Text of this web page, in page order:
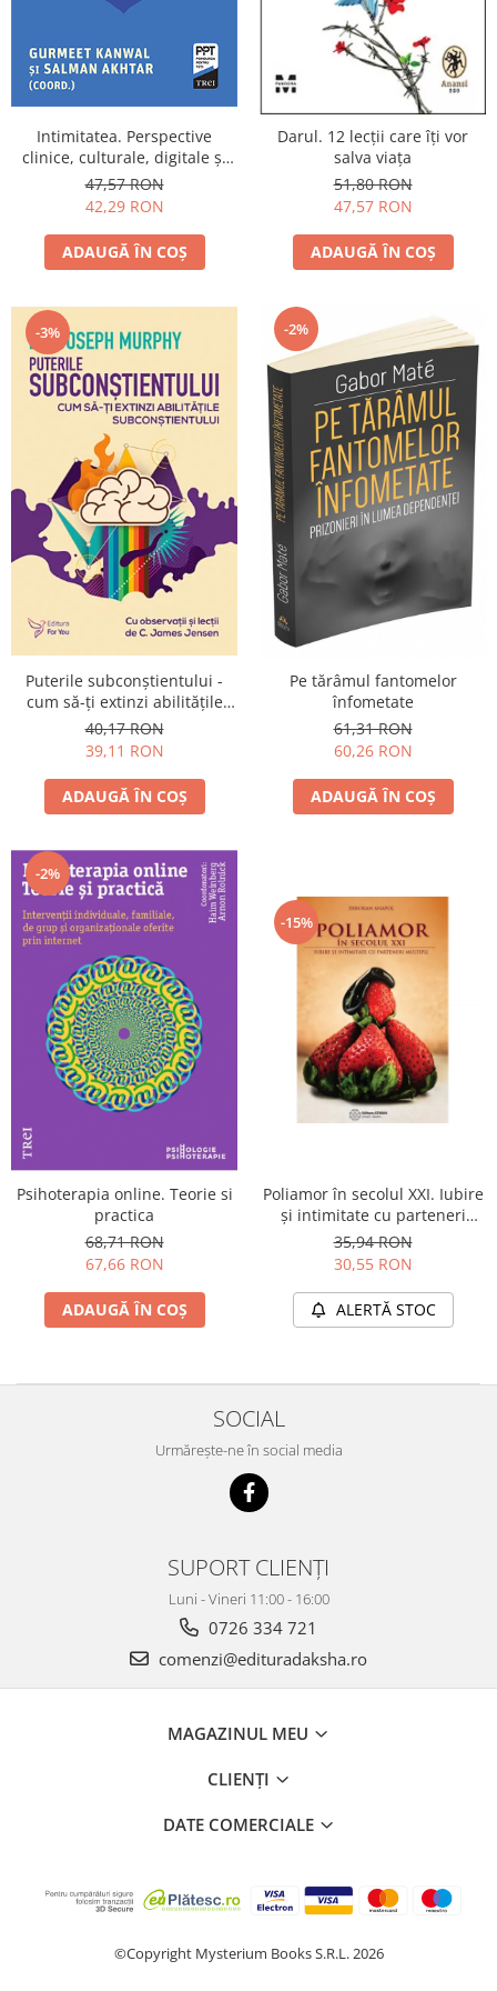
Spiritualitate şi ştiinţă
Fără categorie
Cunoaștere
Intimitatea. Perspective
clinice, culturale, digitale și
de dezvoltare
47,57 RON
42,29 RON
ADAUGĂ ÎN COȘ
Darul. 12 lecții care îți vor
salva viața
51,80 RON
47,57 RON
ADAUGĂ ÎN COȘ
-3%
Puterile subconştientului -
cum să-ţi extinzi abilităţile
subconştientului
40,17 RON
39,11 RON
ADAUGĂ ÎN COȘ
-2%
Pe tărâmul fantomelor
înfometate
61,31 RON
60,26 RON
ADAUGĂ ÎN COȘ
-2%
Psihoterapia online. Teorie si
practica
68,71 RON
67,66 RON
ADAUGĂ ÎN COȘ
-15%
Poliamor în secolul XXI. Iubire
și intimitate cu parteneri
multipli
35,94 RON
30,55 RON
ALERTĂ STOC
SOCIAL
Urmărește-ne în social media
SUPORT CLIENȚI
Luni - Vineri 11:00 - 16:00
0726 334 721
comenzi@edituradaksha.ro
MAGAZINUL MEU
CLIENȚI
DATE COMERCIALE
©Copyright Mysterium Books S.R.L. 2026